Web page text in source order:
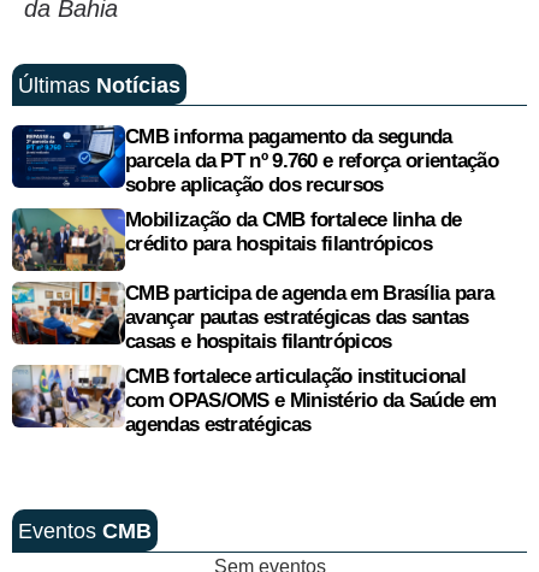
da Bahia
Últimas Notícias
CMB informa pagamento da segunda
parcela da PT nº 9.760 e reforça orientação
sobre aplicação dos recursos
Mobilização da CMB fortalece linha de
crédito para hospitais filantrópicos
CMB participa de agenda em Brasília para
avançar pautas estratégicas das santas
casas e hospitais filantrópicos
CMB fortalece articulação institucional
com OPAS/OMS e Ministério da Saúde em
agendas estratégicas
Eventos CMB
Sem eventos